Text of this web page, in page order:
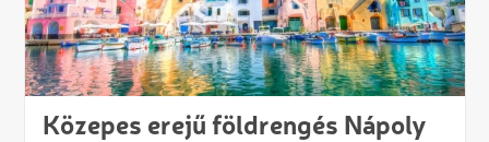
Közepes erejű földrengés Nápoly